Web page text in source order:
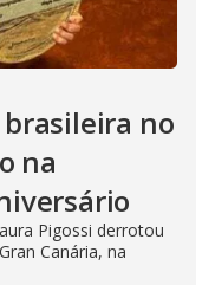
no
na
Pigossi derrotou
Canária, na